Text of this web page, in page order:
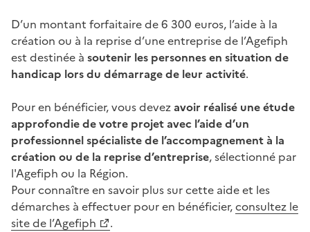
D’un montant forfaitaire de 6 300 euros, l’aide à la
création ou à la reprise d’une entreprise de l’Agefiph
est destinée à soutenir les personnes en situation de
handicap lors du démarrage de leur activité.
Pour en bénéficier, vous devezavoir réalisé une étude
approfondie de votre projet avec l’aide d’un
professionnel spécialiste de l’accompagnement à la
création ou de la reprise d’entreprise, sélectionné par
l'Agefiph ou la Région.
Pour connaître en savoir plus sur cette aide et les
démarches à effectuer pour en bénéficier,consultez le
site de l’Agefiph
.